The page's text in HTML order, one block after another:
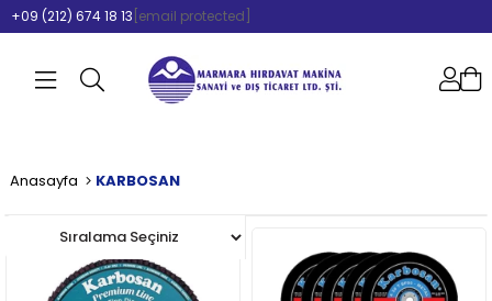
+09 (212) 674 18 13 [email protected]
Anasayfa KARBOSAN